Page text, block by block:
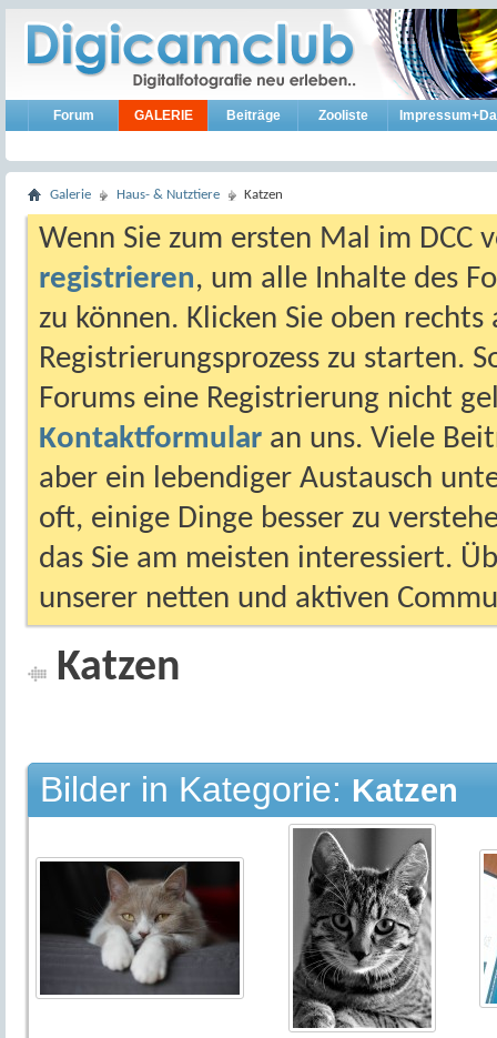
Forum GALERIE Beiträge Zooliste
Galerie Haus- & Nutztiere Katzen
Wenn Sie zum ersten Mal im DCC
registrieren, um alle Inhalte des
zu können. Klicken Sie oben
Registrierungsprozess zu starten.
Forums eine Registrierung nicht
Kontaktformular an uns. Viele
aber ein lebendiger Austausch
oft, einige Dinge besser zu
das Sie am meisten interessiert.
unserer netten und aktiven
Katzen
Bilder in Kategorie: Katzen